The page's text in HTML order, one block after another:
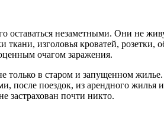
незаметными. Они не
изголовья кроватей, розетки,
очагом заражения.
только в старом и запущенном
поездок, из арендного жилья
застрахован почти никто.